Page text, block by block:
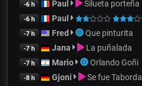
-6 h Paul Silueta porteña
-6 h Paul
-7 h Fred Que pinturita
-7 h Jana La puñalada
-7 h Mario Orlando Goñi
-8 h Gjoni Se fue Taborda